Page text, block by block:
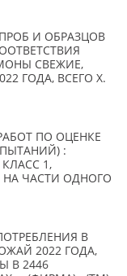
И ОБРАЗЦОВ
СВЕЖИЕ,
ГОДА, ВСЕГО X.
ПО ОЦЕНКЕ
:
1,
ЧАСТИ ОДНОГО
В
2022 ГОДА,
В 2446